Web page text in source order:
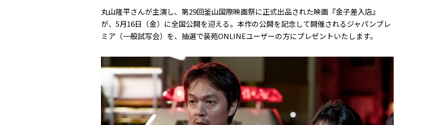
丸山隆平さんが主演し、第29回釜山国際映画祭に正式出品された映画『金子差入店』
が、5月16日（金）に全国公開を迎える。本作の公開を記念して開催されるジャパンプレ
ミア（一般試写会）を、抽選で装苑ONLINEユーザーの方にプレゼントいたします。